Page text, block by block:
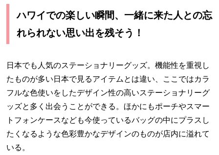
ハワイでの楽しい瞬間、一緒に来た人との忘
れられない思い出を残そう！
日本でも人気のステーショナリーグッズ。機能性を重視し
たものが多い日本で見るアイテムとは違い、ここではカラ
フルな色使いをしたデザイン性の高いステーショナリーグ
ッズと多く出会うことができる。ほかにもポーチやスマー
トフォンケースなども今使っているバッグの中にプラスし
たくなるような色彩豊かなデザインのものが店内に溢れて
いる。